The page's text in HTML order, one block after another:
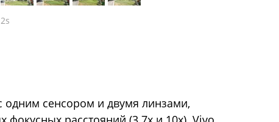
одним сенсором и двумя линзами,